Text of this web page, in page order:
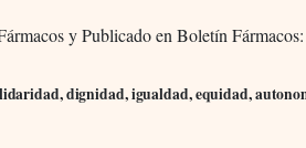
y Publicado en Boletín
dignidad, igualdad, equidad,